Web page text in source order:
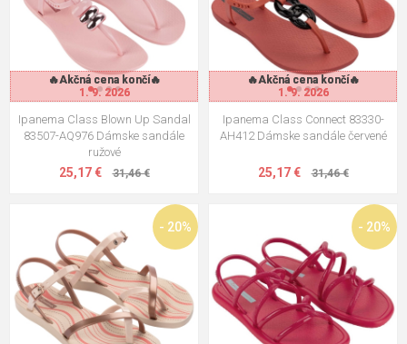
🔥Akčná cena končí🔥
1. 9. 2026
🔥Akčná cena končí🔥
1. 9. 2026
Ipanema Class Blown Up Sandal
83507-AQ976 Dámske sandále
ružové
25,17 € 31,46 €
🔥Akčná cena končí🔥
1. 9. 2026
🔥Akčná cena končí🔥
1. 9. 2026
Ipanema Class Connect 83330-
AH412 Dámske sandále červené
25,17 € 31,46 €
- 20% - 20%